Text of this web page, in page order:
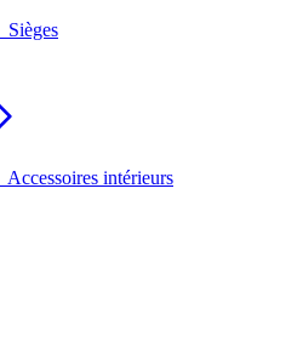
Sièges
Accessoires intérieurs